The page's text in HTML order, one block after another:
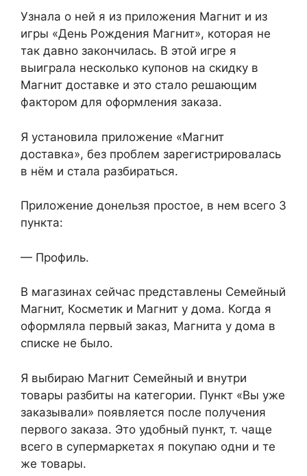
Узнала о ней я из приложения Магнит и из
игры «День Рождения Магнит», которая не
так давно закончилась. В этой игре я
выиграла несколько купонов на скидку в
Магнит доставке и это стало решающим
фактором для оформления заказа.
Я установила приложение «Магнит
доставка», без проблем зарегистрировалась
в нём и стала разбираться.
Приложение донельзя простое, в нем всего 3
пункта:
— Профиль.
В магазинах сейчас представлены Семейный
Магнит, Косметик и Магнит у дома. Когда я
оформляла первый заказ, Магнита у дома в
списке не было.
Я выбираю Магнит Семейный и внутри
товары разбиты на категории. Пункт «Вы уже
заказывали» появляется после получения
первого заказа. Это удобный пункт, т. чаще
всего в супермаркетах я покупаю одни и те
же товары.